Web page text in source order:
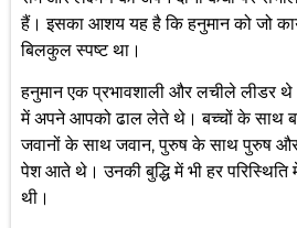
हैं। इसका आशय यह है कि हनुमान को जो
बिलकुल स्पष्ट था।
हनुमान एक प्रभावशाली और लचीले लीडर
में अपने आपको ढाल लेते थे। बच्चों के साथ
जवानों के साथ जवान, पुरुष के साथ पुरुष
पेश आते थे। उनकी बुद्धि में भी हर
थी।